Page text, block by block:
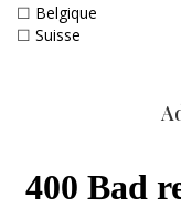
☐ Belgique
☐ Suisse